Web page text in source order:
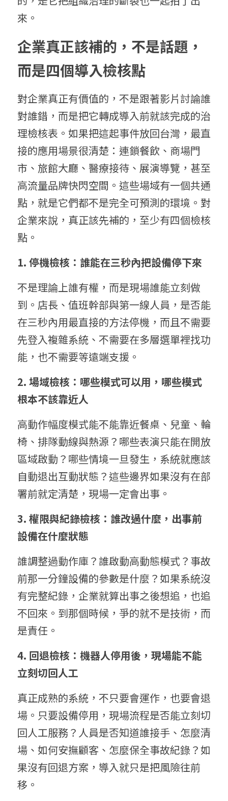
來。
企業真正該補的，不是話題，
而是四個導入檢核點
對企業真正有價值的，不是跟著影片討論誰
對誰錯，而是把它轉成導入前就該完成的治
理檢核表。如果把這起事件放回台灣，最直
接的應用場景很清楚：連鎖餐飲、商場門
市、旅館大廳、醫療接待、展演導覽，甚至
高流量品牌快閃空間。這些場域有一個共通
點，就是它們都不是完全可預測的環境。對
企業來說，真正該先補的，至少有四個檢核
點。
1. 停機檢核：誰能在三秒內把設備停下來
不是理論上誰有權，而是現場誰能立刻做
到。店長、值班幹部與第一線人員，是否能
在三秒內用最直接的方法停機，而且不需要
先登入複雜系統、不需要在多層選單裡找功
能，也不需要等遠端支援。
2. 場域檢核：哪些模式可以用，哪些模式
根本不該靠近人
高動作幅度模式能不能靠近餐桌、兒童、輪
椅、排隊動線與熱源？哪些表演只能在開放
區域啟動？哪些情境一旦發生，系統就應該
自動退出互動狀態？這些邊界如果沒有在部
署前就定清楚，現場一定會出事。
3. 權限與紀錄檢核：誰改過什麼，出事前
設備在什麼狀態
誰調整過動作庫？誰啟動高動態模式？事故
前那一分鐘設備的參數是什麼？如果系統沒
有完整紀錄，企業就算出事之後想追，也追
不回來。到那個時候，爭的就不是技術，而
是責任。
4. 回退檢核：機器人停用後，現場能不能
立刻切回人工
真正成熟的系統，不只要會運作，也要會退
場。只要設備停用，現場流程是否能立刻切
回人工服務？人員是否知道誰接手、怎麼清
場、如何安撫顧客、怎麼保全事故紀錄？如
果沒有回退方案，導入就只是把風險往前
移。